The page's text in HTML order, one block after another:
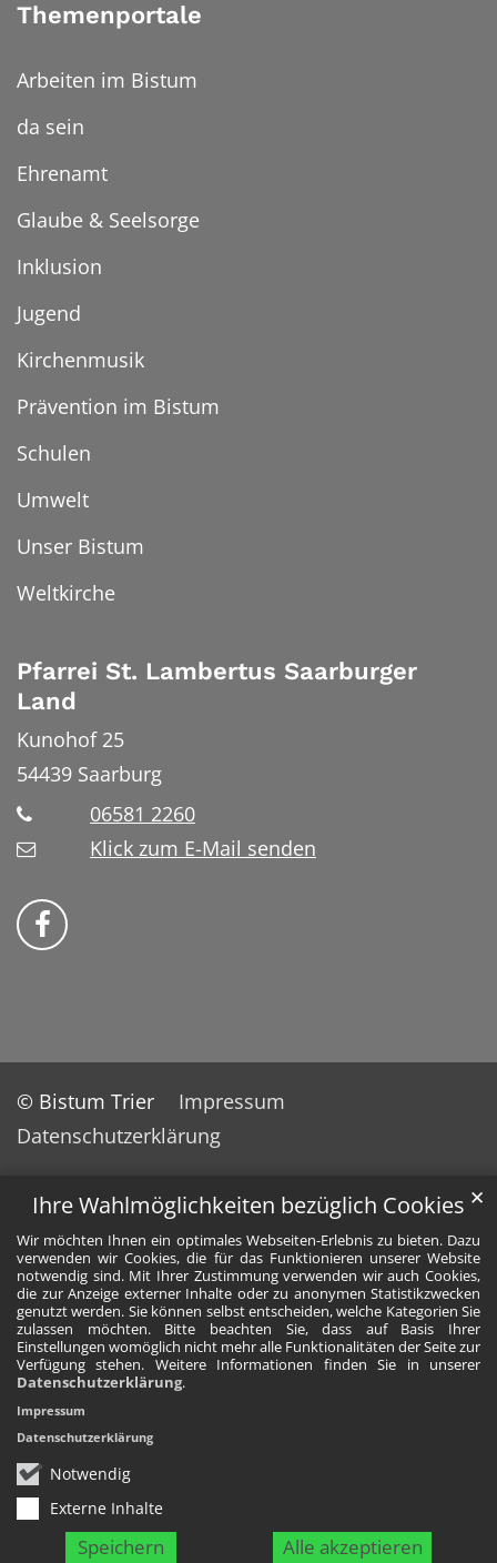
Ihre Wahlmöglichkeiten bezüglich Cookies
Wir möchten Ihnen ein optimales Webseiten-Erlebnis zu bieten. Dazu
verwenden wir Cookies, die für das Funktionieren unserer Website
notwendig sind. Mit Ihrer Zustimmung verwenden wir auch Cookies,
die zur Anzeige externer Inhalte oder zu anonymen Statistikzwecken
genutzt werden. Sie können selbst entscheiden, welche Kategorien Sie
zulassen möchten. Bitte beachten Sie, dass auf Basis Ihrer
Einstellungen womöglich nicht mehr alle Funktionalitäten der Seite zur
Verfügung stehen. Weitere Informationen finden Sie in unserer
Datenschutzerklärung.
Notwendig
Externe Inhalte
Speichern Alle akzeptieren
✕
Impressum
Datenschutzerklärung
Themenportale
Arbeiten im Bistum
da sein
Ehrenamt
Glaube & Seelsorge
Inklusion
Jugend
Kirchenmusik
Prävention im Bistum
Schulen
Umwelt
Unser Bistum
Weltkirche
Pfarrei St. Lambertus Saarburger
Land
Kunohof 25
54439 Saarburg
06581 2260
Klick zum E-Mail senden
Bistum Trier auf Facebook
© Bistum Trier
Impressum
Datenschutzerklärung